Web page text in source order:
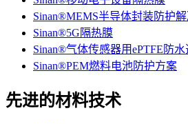
Sinan®MEMS半导体封装防护
Sinan®5G隔热膜
Sinan®气体传感器用ePTFE防
Sinan®PEM燃料电池防护方案
先进的材料技术